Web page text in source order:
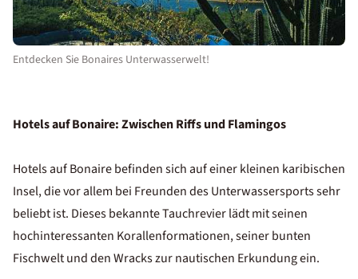
Entdecken Sie Bonaires Unterwasserwelt!
Hotels auf Bonaire: Zwischen Riffs und Flamingos
Hotels auf Bonaire befinden sich auf einer kleinen karibischen
Insel, die vor allem bei Freunden des Unterwassersports sehr
beliebt ist. Dieses bekannte Tauchrevier lädt mit seinen
hochinteressanten Korallenformationen, seiner bunten
Fischwelt und den Wracks zur nautischen Erkundung ein.